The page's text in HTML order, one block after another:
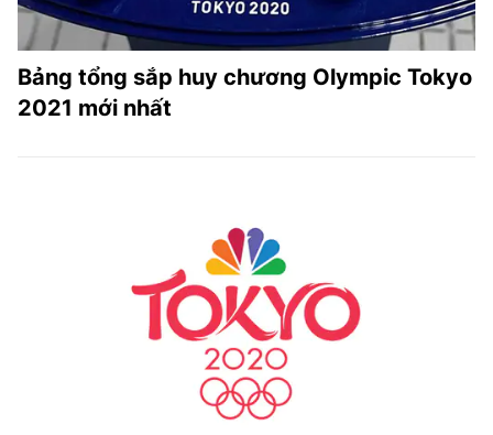
Bảng tổng sắp huy chương Olympic Tokyo
2021 mới nhất